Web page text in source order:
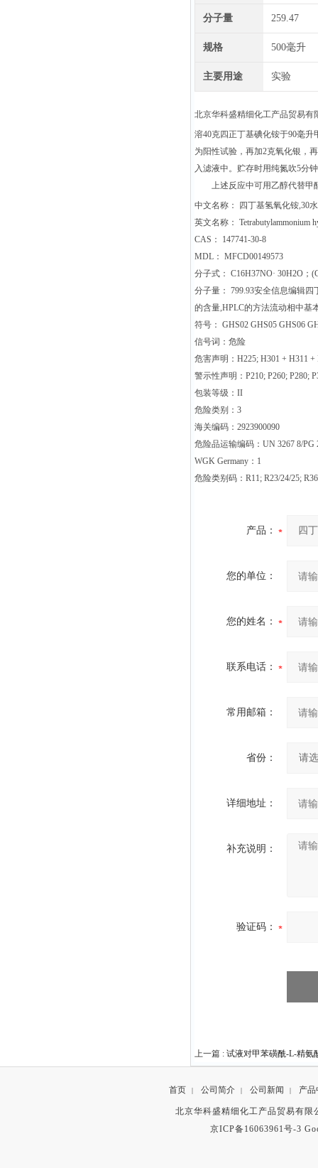
分子量 259.47
规格 500毫升
主要用途 实验
北京华科盛精细化工产品贸易有
溶40克四正丁基碘化铵于90毫
为阳性试验，再加2克氧化银，
入滤液中。贮存时用纯氮吹5分
上述反应中可用乙醇代替甲
中文名称： 四丁基氢氧化铵,30水
英文名称： Tetrabutylammonium
CAS： 147741-30-8
MDL： MFCD00149573
分子式： C16H37NO· 30H2O；
分子量： 799.93安全信息编辑
的含量,HPLC的方法流动相中基
符号： GHS02 GHS05 GHS06
信号词：危险
危害声明：H225; H301 + H311 +
警示性声明：P210; P260; P280;
包装等级：II
危险类别：3
海关编码：2923900090
危险品运输编码：UN 3267 8/PG
WGK Germany：1
危险类别码：R11; R23/24/25; R36
产品：
您的单位：
您的姓名：
联系电话：
常用邮箱：
省份：
详细地址：
补充说明：
验证码：
上一篇 : 试液对甲苯磺酰-L-精氨
首页 | 公司简介 | 公司新闻 | 产品
北京华科盛精细化工产品贸易有
京ICP备16063961号-3